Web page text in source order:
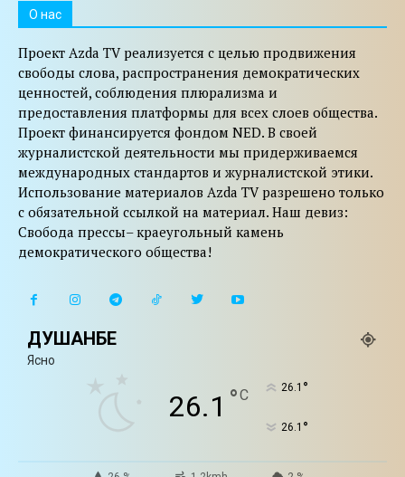
O нас
Проект Azda TV реализуется с целью продвижения
свободы слова, распространения демократических
ценностей, соблюдения плюрализма и
предоставления платформы для всех слоев общества.
Проект финансируется фондом NED. В своей
журналистской деятельности мы придерживаемся
международных стандартов и журналистской этики.
Использование материалов Azda TV разрешено только
с обязательной ссылкой на материал. Наш девиз:
Свобода прессы– краеугольный камень
демократического общества!
ДУШАНБЕ
Ясно
26.1 °C 26.1 °
26.1 °